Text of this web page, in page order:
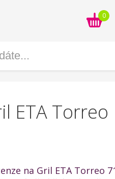
0
ETA Torreo
na Gril ETA Torreo